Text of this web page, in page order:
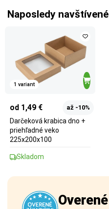
Naposledy navštívené
1 variant
od 1,49 € až -10%
Darčeková krabica dno +
priehľadné veko
225x200x100
Skladom
Overené